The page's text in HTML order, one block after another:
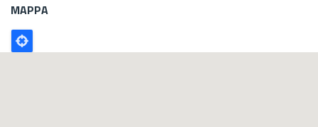
MAPPA
Poligono
GEO